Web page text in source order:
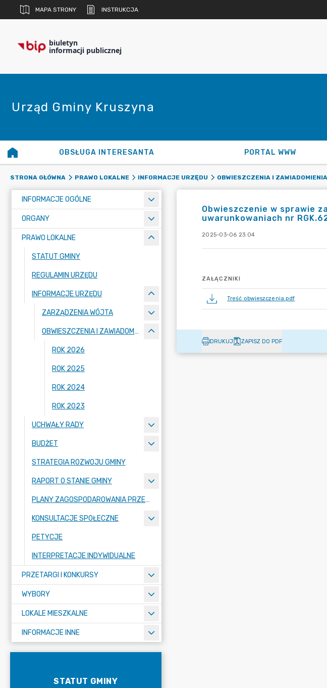
MAPA STRONY INSTRUKCJA
biuletyn
informacji publicznej
Urząd Gminy Kruszyna
OBSŁUGA INTERESANTA PORTAL WWW
STRONA GŁÓWNA PRAWO LOKALNE INFORMACJE URZĘDU OBWIESZCZENIA I ZAWIADOMIENIA
INFORMACJE OGÓLNE
ORGANY
PRAWO LOKALNE
STATUT GMINY
REGULAMIN URZĘDU
INFORMACJE URZĘDU
ZARZĄDZENIA WÓJTA
OBWIESZCZENIA I ZAWIADOMIENIA
ROK 2026
ROK 2025
ROK 2024
ROK 2023
UCHWAŁY RADY
BUDŻET
STRATEGIA ROZWOJU GMINY
RAPORT O STANIE GMINY
PLANY ZAGOSPODAROWANIA PRZESTRZENNEGO
KONSULTACJE SPOŁECZNE
PETYCJE
INTERPRETACJE INDYWIDUALNE
PRZETARGI I KONKURSY
WYBORY
LOKALE MIESZKALNE
INFORMACJE INNE
STATUT GMINY
Obwieszczenie w sprawie
uwarunkowaniach nr
2025-03-06 23:04
ZAŁĄCZNIKI
Treść obwieszczenia.pdf
DRUKUJ ZAPISZ DO PDF